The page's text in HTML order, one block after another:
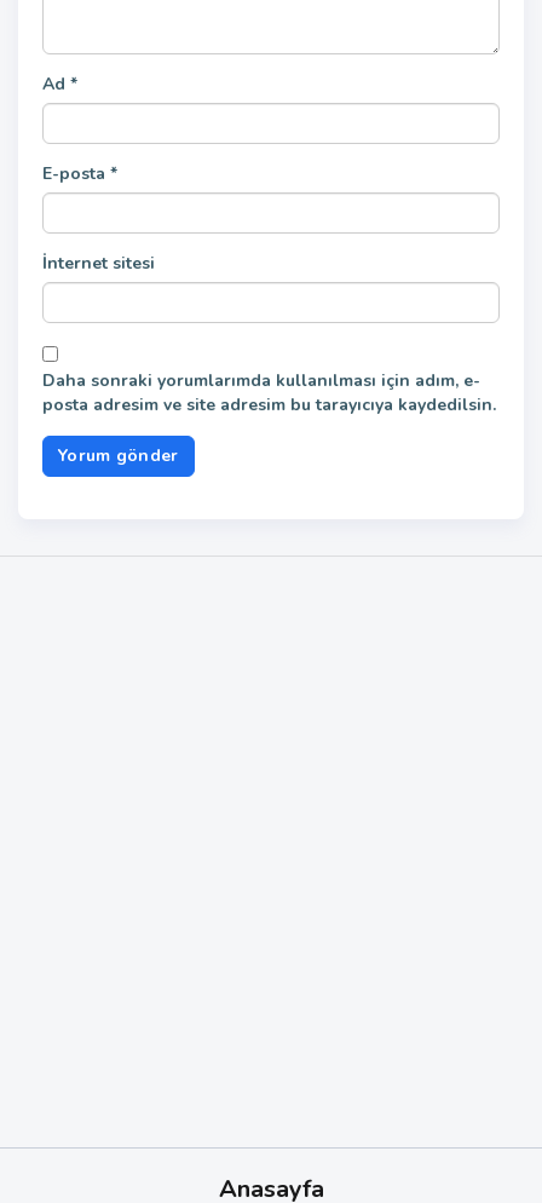
Ad *
E-posta *
İnternet sitesi
Daha sonraki yorumlarımda kullanılması için adım, e-
posta adresim ve site adresim bu tarayıcıya kaydedilsin.
Anasayfa